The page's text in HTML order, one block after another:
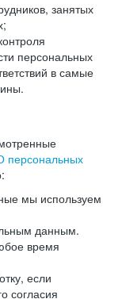
занятых
персональных
в самые
персональных
мы используем
данным.
время
если
согласия